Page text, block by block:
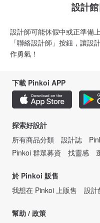
設計
設計師可能休假中或正準備
「聯絡設計師」按鈕，讓設
作勇氣！
下載 Pinkoi APP
探索好設計
所有商品分類
設計誌
Pinkoi 群眾募資
找靈感
於 Pinkoi 販售
我想在 Pinkoi 上販售
設計
幫助 / 政策